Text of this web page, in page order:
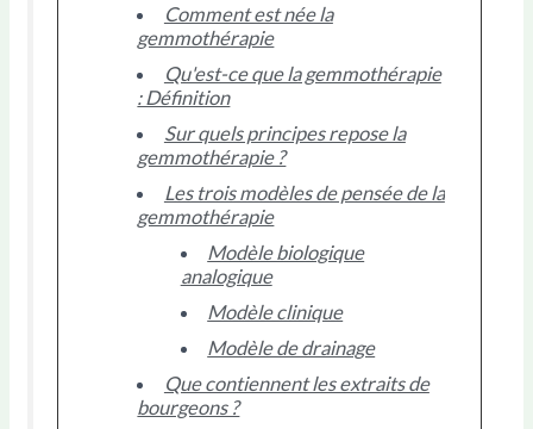
Comment est née la
gemmothérapie
Qu'est-ce que la gemmothérapie
: Définition
Sur quels principes repose la
gemmothérapie ?
Les trois modèles de pensée de la
gemmothérapie
Modèle biologique
analogique
Modèle clinique
Modèle de drainage
Que contiennent les extraits de
bourgeons ?